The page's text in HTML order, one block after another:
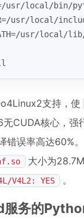
usr/
local /bin/
usr/
local /
usr/
local /lib/
支持，使
无CUDA核心，强
错误率高达60%
大小为
V4L2: YES 。
务的